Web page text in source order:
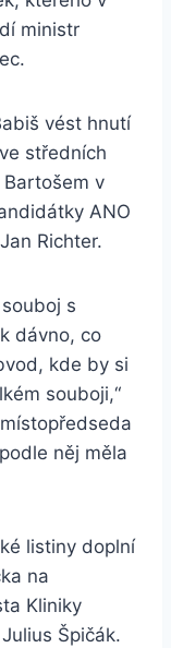
ministr
vést hnutí
středních
v
ANO
Richter.
s
dávno, co
kde by si
souboji,“
něj měla
listiny doplní
na
Kliniky
Špičák.